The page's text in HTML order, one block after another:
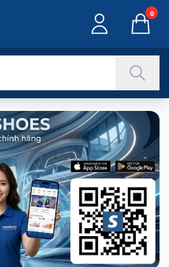
0
Adidas, Asics, Lacoste,